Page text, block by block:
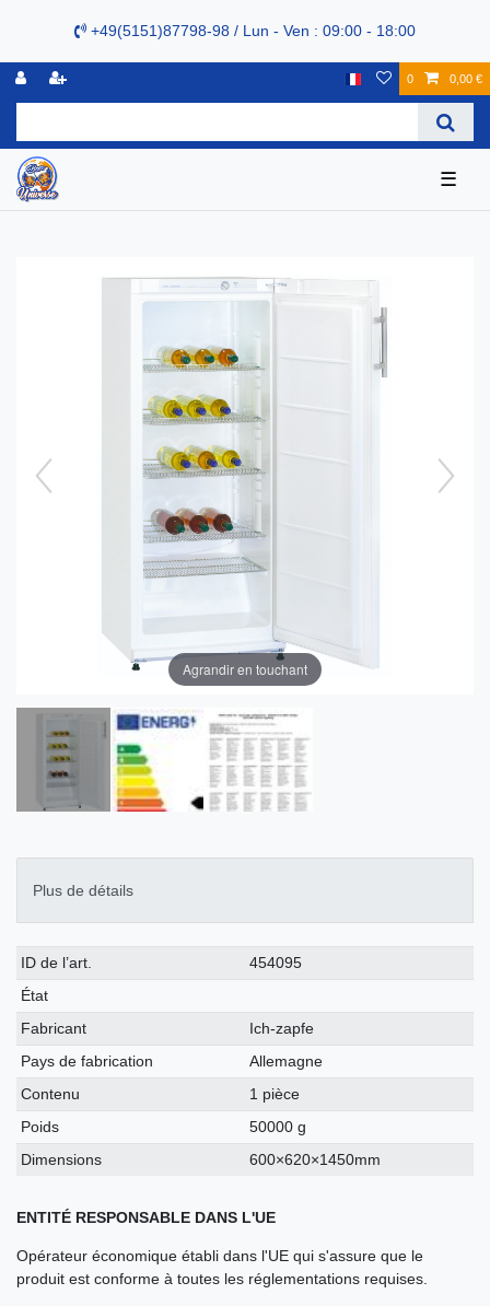
+49(5151)87798-98 / Lun - Ven : 09:00 - 18:00
0 0,00 €
☰
Agrandir en touchant
Plus de détails
Caractéristique
technique
Valeur
ID de l’art.
454095
État
Fabricant
Ich-zapfe
Pays de fabrication
Allemagne
Contenu
1 pièce
Poids
50000 g
Dimensions
600×620×1450mm
ENTITÉ RESPONSABLE DANS L'UE
Opérateur économique établi dans l'UE qui s'assure que le
produit est conforme à toutes les réglementations requises.